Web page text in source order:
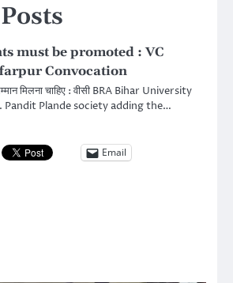
must be promoted : VC
Convocation
मिलना चाहिए : वीसी BRA Bihar University
Pandit Plande society adding the…
Email